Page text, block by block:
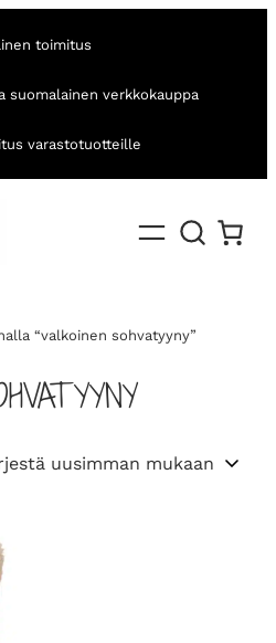
toimitus
suomalainen verkkokauppa
varastotuotteille
“valkoinen sohvatyyny”